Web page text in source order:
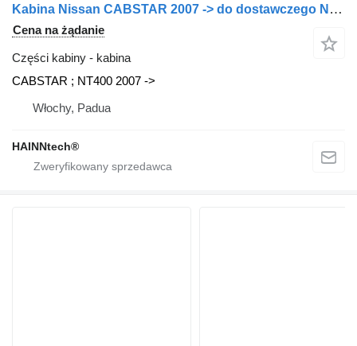
Kabina Nissan CABSTAR 2007 -> do dostawczego Nissan
Cena na żądanie
Części kabiny - kabina
CABSTAR ; NT400 2007 ->
Włochy, Padua
HAINNtech®